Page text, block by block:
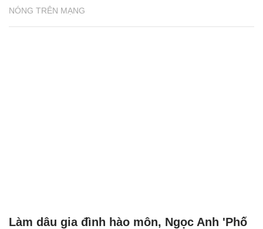
NÓNG TRÊN MẠNG
Làm dâu gia đình hào môn, Ngọc Anh 'Phố